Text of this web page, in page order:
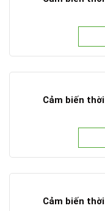
Cảm biến
Cảm biến